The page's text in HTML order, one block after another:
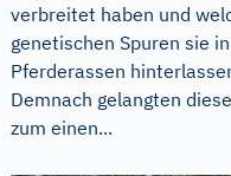
verbreitet haben und
genetischen Spuren sie
Pferderassen
Demnach gelangten
zum einen...